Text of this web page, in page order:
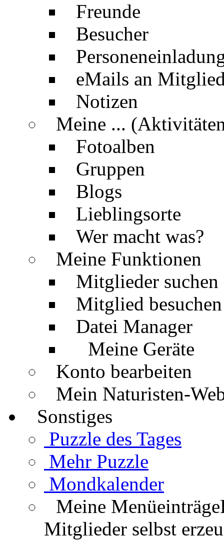
Freunde
Besucher
eMails an
Notizen
Meine ...
Fotoalben
Gruppen
Blogs
Lieblingsorte
Wer macht was?
Meine Funktionen
Mitglieder suchen
Mitglied besuchen
Datei Manager
Meine Geräte
Konto bearbeiten
Mein Naturisten-
Sonstiges
Puzzle des Tages
Mehr Puzzle
Mondkalender
Meine Menüeinträge
Mitglieder selbst